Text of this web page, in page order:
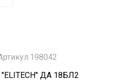
ДА 18БЛ2